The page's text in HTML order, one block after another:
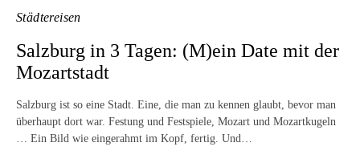
Städtereisen
Salzburg in 3 Tagen: (M)ein Date mit der
Mozartstadt
Salzburg ist so eine Stadt. Eine, die man zu kennen glaubt, bevor man
überhaupt dort war. Festung und Festspiele, Mozart und Mozartkugeln
… Ein Bild wie eingerahmt im Kopf, fertig. Und…